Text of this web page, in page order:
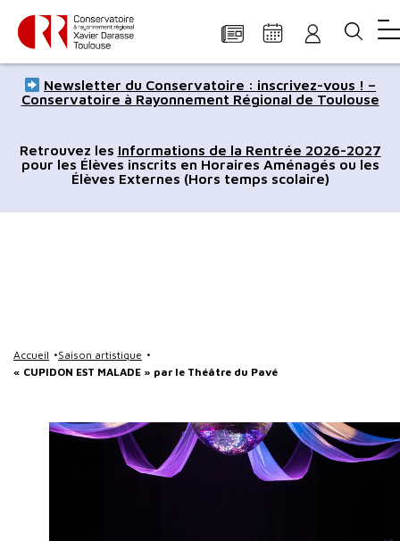
Panneau de gestion des cookies
Aller
au
principal
à
navigation
à
recherche
au
de
page
au
du
site
Newsletter du Conservatoire : inscrivez-vous ! –
Conservatoire à Rayonnement Régional de Toulouse
Retrouvez les Informations de la Rentrée 2026-2027
pour les Élèves inscrits en Horaires Aménagés ou les
Élèves Externes (Hors temps scolaire)
Accueil
Saison artistique
« CUPIDON EST MALADE » par le Théâtre du Pavé